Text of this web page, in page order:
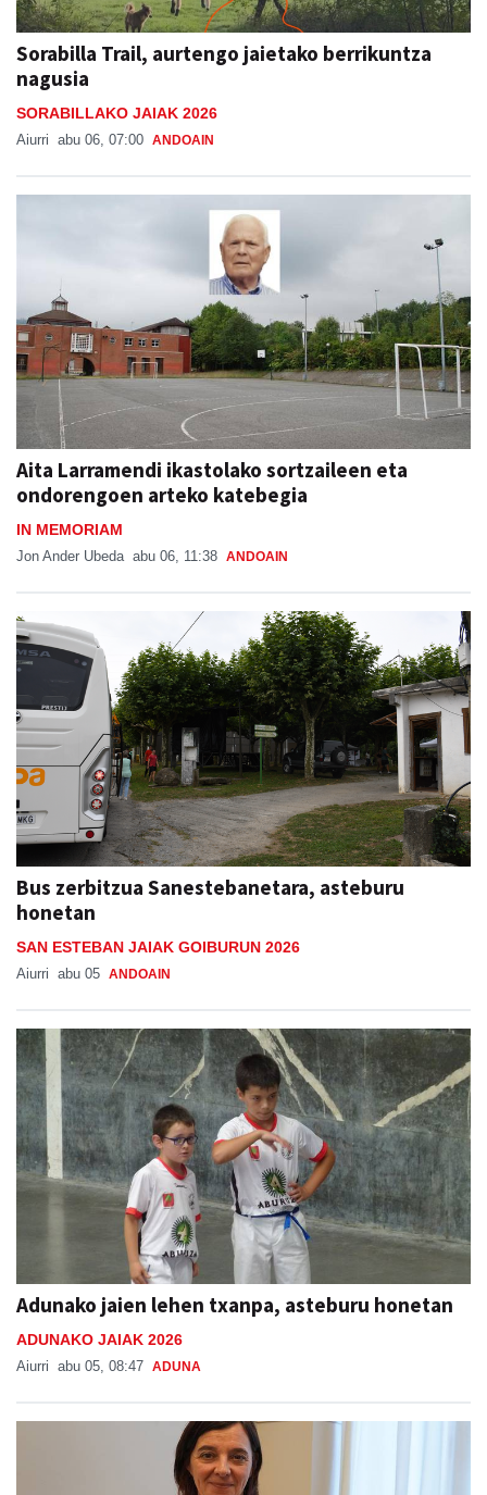
Sorabilla Trail, aurtengo jaietako berrikuntza
nagusia
SORABILLAKO JAIAK 2026
Aiurri abu 06, 07:00 ANDOAIN
Aita Larramendi ikastolako sortzaileen eta
ondorengoen arteko katebegia
IN MEMORIAM
Jon Ander Ubeda abu 06, 11:38 ANDOAIN
Bus zerbitzua Sanestebanetara, asteburu
honetan
SAN ESTEBAN JAIAK GOIBURUN 2026
Aiurri abu 05 ANDOAIN
Adunako jaien lehen txanpa, asteburu honetan
ADUNAKO JAIAK 2026
Aiurri abu 05, 08:47 ADUNA